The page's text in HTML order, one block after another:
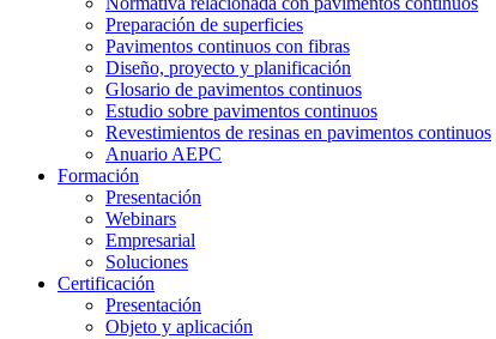
Preparación de superficies
Pavimentos continuos con fibras
Diseño, proyecto y planificación
Glosario de pavimentos continuos
Estudio sobre pavimentos continuos
Revestimientos de resinas en pavimentos continuos
Anuario AEPC
Formación
Presentación
Webinars
Empresarial
Soluciones
Certificación
Presentación
Objeto y aplicación